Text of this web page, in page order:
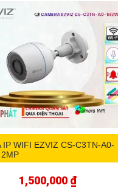
IP WIFI EZVIZ CS-C3TN-A0-
1,500,000 ₫